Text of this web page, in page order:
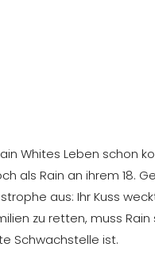
Whites Leben schon
als Rain an ihrem 18.
aus: Ihr Kuss
zu retten, muss Rain
Schwachstelle ist.